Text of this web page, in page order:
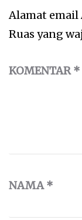
Alamat
Ruas yang
KOMENTAR*
NAMA*